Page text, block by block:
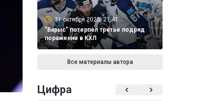
31 октября 2025, 21:41
"Барыс" потерпел третье подряд
поражение в КХЛ
Все материалы автора
Цифра